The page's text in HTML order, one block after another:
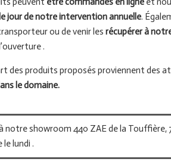
jour de notre intervention annuelle.
ou de venir lesrécupérer à
.
des produits proposés proviennent des
le domaine.
notre showroom 440 ZAE de la Touffière,
le lundi .